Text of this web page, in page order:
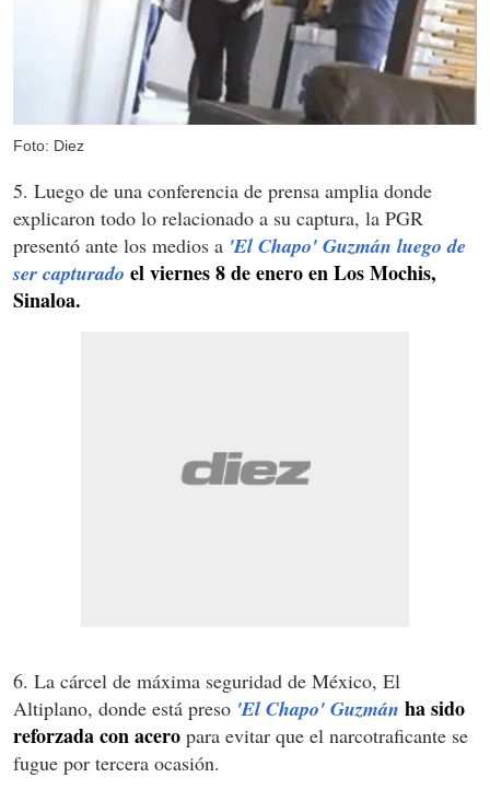
Foto: Diez
5. Luego de una conferencia de prensa amplia donde
explicaron todo lo relacionado a su captura, la PGR
presentó ante los medios a 'El Chapo' Guzmán luego de
ser capturado el viernes 8 de enero en Los Mochis,
Sinaloa.
6. La cárcel de máxima seguridad de México, El
Altiplano, donde está preso 'El Chapo' Guzmán ha sido
reforzada con acero para evitar que el narcotraficante se
fugue por tercera ocasión.